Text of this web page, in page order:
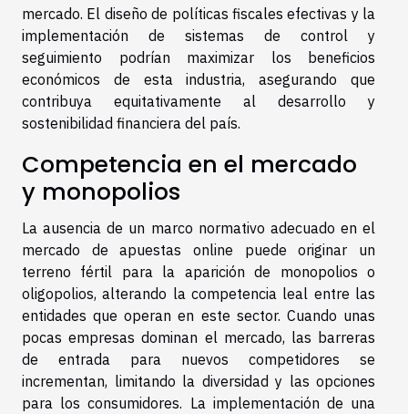
mercado. El diseño de políticas fiscales efectivas y la
implementación de sistemas de control y
seguimiento podrían maximizar los beneficios
económicos de esta industria, asegurando que
contribuya equitativamente al desarrollo y
sostenibilidad financiera del país.
Competencia en el mercado
y monopolios
La ausencia de un marco normativo adecuado en el
mercado de apuestas online puede originar un
terreno fértil para la aparición de monopolios o
oligopolios, alterando la competencia leal entre las
entidades que operan en este sector. Cuando unas
pocas empresas dominan el mercado, las barreras
de entrada para nuevos competidores se
incrementan, limitando la diversidad y las opciones
para los consumidores. La implementación de una